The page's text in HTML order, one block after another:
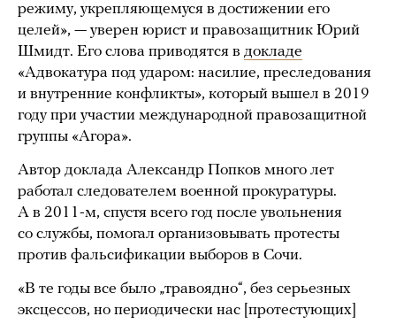
режиму, укрепляющемуся в достижении его
целей», — уверен юрист и правозащитник Юрий
Шмидт. Его слова приводятся в докладе
«Адвокатура под ударом: насилие, преследования
и внутренние конфликты», который вышел в 2019
году при участии международной правозащитной
группы «Агора».
Автор доклада Александр Попков много лет
работал следователем военной прокуратуры.
А в 2011-м, спустя всего год после увольнения
со службы, помогал организовывать протесты
против фальсификации выборов в Сочи.
«В те годы все было „травоядно“, без серьезных
эксцессов, но периодически нас [протестующих]